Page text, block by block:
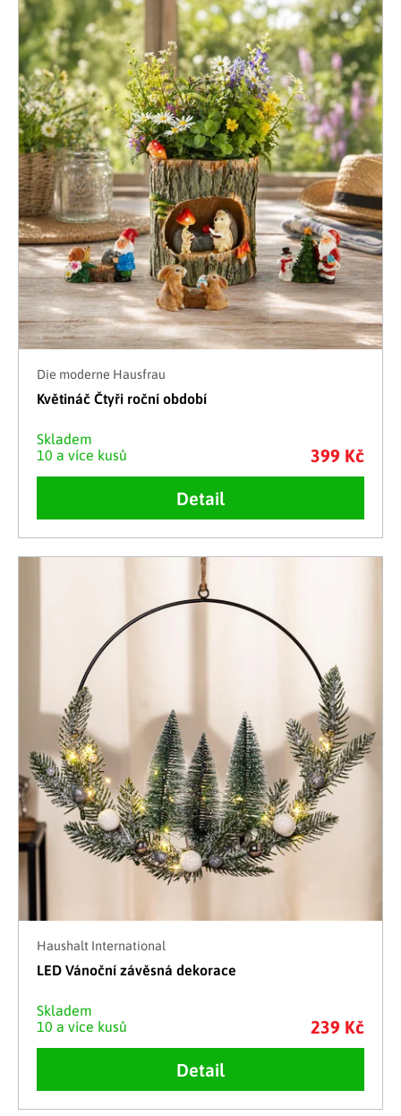
Die moderne Hausfrau
Květináč Čtyři roční období
Skladem
10 a více kusů
399 Kč
Detail
Haushalt International
LED Vánoční závěsná dekorace
Skladem
10 a více kusů
239 Kč
Detail